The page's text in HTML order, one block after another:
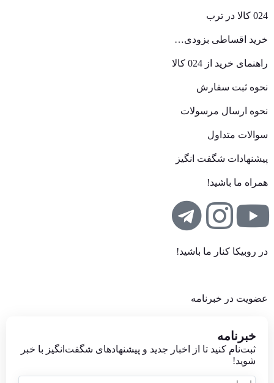
024 کالا در ترب
خرید اقساطی بزودی…
راهنمای خرید از 024 کالا
نحوه ثبت سفارش
نحوه ارسال مرسولات
سوالات متداول
پیشنهادات شگفت انگیز
همراه ما باشید!
در روبیکا کنار ما باشید!
عضویت در خبرنامه
خبر‌نامه
ثبت‌نام کنید تا از اخبار جدید و پیشنهاد‌های شگفت‌انگیز با خبر
شوید!